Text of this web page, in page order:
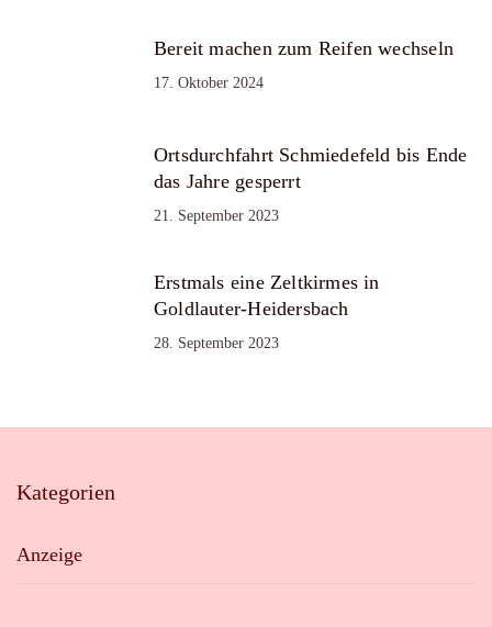
Bereit machen zum Reifen wechseln
17. Oktober 2024
Ortsdurchfahrt Schmiedefeld bis Ende
das Jahre gesperrt
21. September 2023
Erstmals eine Zeltkirmes in
Goldlauter-Heidersbach
28. September 2023
Kategorien
Anzeige